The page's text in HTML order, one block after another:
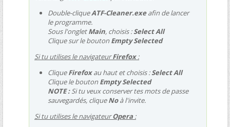
Double-cliqueATF-Cleaner.exeafin de lancer
le programme.
Sous l'ongletMain, choisis :Select All
Clique sur le bouton Empty Selected
Si tu utilises le navigateurFirefox:
CliqueFirefoxau haut et choisis :Select All
Clique le bouton Empty Selected
NOTE :Si tu veux conserver tes mots de passe
sauvegardés, cliqueNoà l'invite.
Si tu utilises le navigateurOpera :